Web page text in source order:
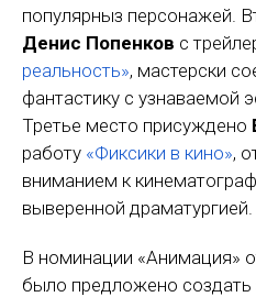
популярныз персонажей.
Денис Попенков с
реальность», мастерски
фантастику с узнаваемой
Третье место присуждено
работу «Фиксики в кино»,
вниманием к
выверенной драматургией.
В номинации «Анимация»
было предложено